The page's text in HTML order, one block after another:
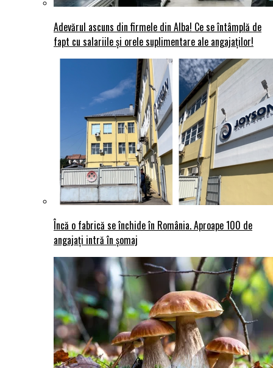
Adevărul ascuns din firmele din Alba! Ce se întâmplă de
fapt cu salariile și orele suplimentare ale angajaților!
Încă o fabrică se închide în România. Aproape 100 de
angajați intră în șomaj